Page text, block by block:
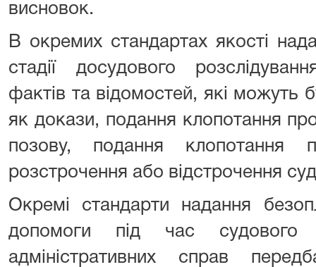
висновок.
В окремих стандартах якості
стадії досудового
фактів та відомостей, які можуть
як докази, подання клопотання
позову, подання клопотання
розстрочення або відстрочення
Окремі стандарти надання
допомоги під час судового
адміністративних справ